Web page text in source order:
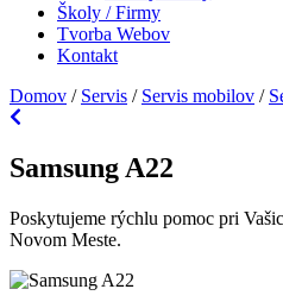
Školy / Firmy
Tvorba Webov
Kontakt
Domov / Servis / Servis mobilov /
Samsung A22
Poskytujeme rýchlu pomoc pri
Novom Meste.